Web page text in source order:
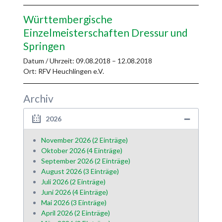
Württembergische
Einzelmeisterschaften Dressur und
Springen
Datum / Uhrzeit: 09.08.2018 – 12.08.2018
Ort: RFV Heuchlingen e.V.
Archiv
2026
November 2026 (2 Einträge)
Oktober 2026 (4 Einträge)
September 2026 (2 Einträge)
August 2026 (3 Einträge)
Juli 2026 (2 Einträge)
Juni 2026 (4 Einträge)
Mai 2026 (3 Einträge)
April 2026 (2 Einträge)